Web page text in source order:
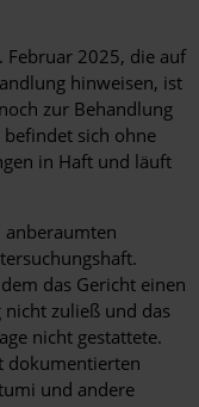
Februar 2025, die auf
hinweisen, ist
zur Behandlung
sich ohne
in Haft und läuft
anberaumten
das Gericht einen
zuließ und das
nicht gestattete.
dokumentierten
und andere